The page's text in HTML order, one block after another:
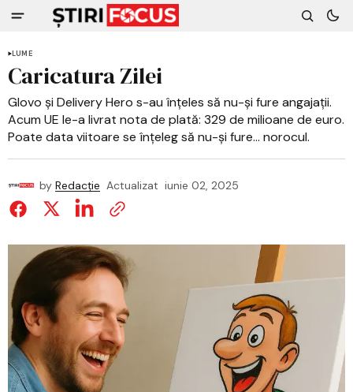
LUME
Caricatura Zilei
Glovo și Delivery Hero s-au înțeles să nu-și fure angajații.
Acum UE le-a livrat nota de plată: 329 de milioane de euro.
Poate data viitoare se înțeleg să nu-și fure... norocul.
by Redacție Actualizat iunie 02, 2025